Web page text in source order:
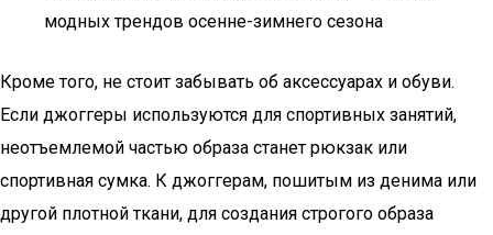
модных трендов осенне-зимнего сезона
Кроме того, не стоит забывать об аксессуарах и обуви.
Если джоггеры используются для спортивных занятий,
неотъемлемой частью образа станет рюкзак или
спортивная сумка. К джоггерам, пошитым из денима или
другой плотной ткани, для создания строгого образа